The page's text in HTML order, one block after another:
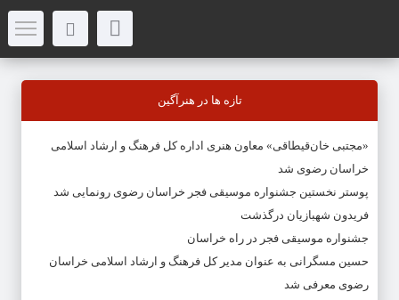
تازه ها در هنرآگین
«مجتبی خان‌قیطاقی» معاون هنری اداره کل فرهنگ و ارشاد اسلامی
خراسان رضوی شد
پوستر نخستین جشنواره موسیقی فجر خراسان رضوی رونمایی شد
فریدون شهبازیان درگذشت
جشنواره موسیقی فجر در راه خراسان
حسین مسگرانی به عنوان مدیر کل فرهنگ و ارشاد اسلامی خراسان
رضوی معرفی شد